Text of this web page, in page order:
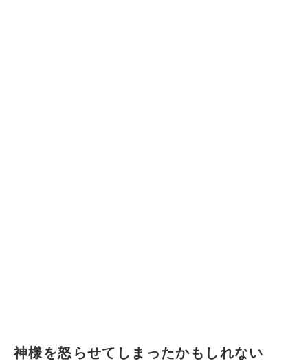
神様を怒らせてしまったかもしれない